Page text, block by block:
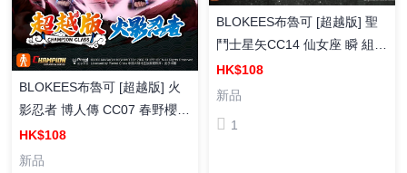
BLOKEES布魯可 [超越版] 火
影忍者 博人傳 CC07 春野櫻
組裝模型
HK$108
新品
BLOKEES布魯可 [超越版] 聖
鬥士星矢CC14 仙女座 瞬 組裝
模型
HK$108
新品
1